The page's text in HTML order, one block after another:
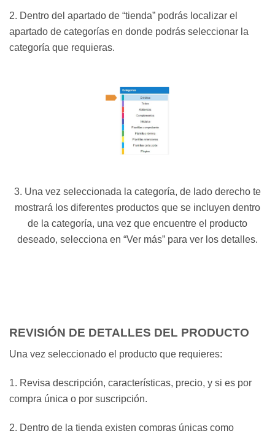
2. Dentro del apartado de “tienda” podrás localizar el
apartado de categorías en donde podrás seleccionar la
categoría que requieras.
3. Una vez seleccionada la categoría, de lado derecho te
mostrará los diferentes productos que se incluyen dentro
de la categoría, una vez que encuentre el producto
deseado, selecciona en “Ver más” para ver los detalles.
REVISIÓN DE DETALLES DEL PRODUCTO
Una vez seleccionado el producto que requieres:
1. Revisa descripción, características, precio, y si es por
compra única o por suscripción.
2. Dentro de la tienda existen compras únicas como